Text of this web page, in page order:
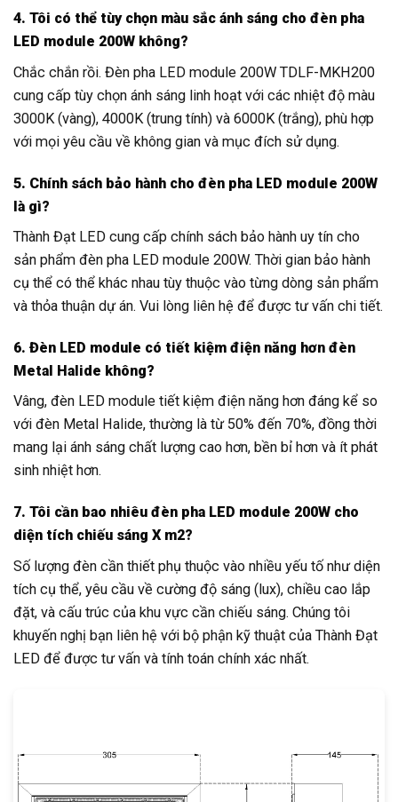
4. Tôi có thể tùy chọn màu sắc ánh sáng cho đèn pha
LED module 200W không?
Chắc chắn rồi. Đèn pha LED module 200W TDLF-MKH200
cung cấp tùy chọn ánh sáng linh hoạt với các nhiệt độ màu
3000K (vàng), 4000K (trung tính) và 6000K (trắng), phù hợp
với mọi yêu cầu về không gian và mục đích sử dụng.
5. Chính sách bảo hành cho đèn pha LED module 200W
là gì?
Thành Đạt LED cung cấp chính sách bảo hành uy tín cho
sản phẩm đèn pha LED module 200W. Thời gian bảo hành
cụ thể có thể khác nhau tùy thuộc vào từng dòng sản phẩm
và thỏa thuận dự án. Vui lòng liên hệ để được tư vấn chi tiết.
6. Đèn LED module có tiết kiệm điện năng hơn đèn
Metal Halide không?
Vâng, đèn LED module tiết kiệm điện năng hơn đáng kể so
với đèn Metal Halide, thường là từ 50% đến 70%, đồng thời
mang lại ánh sáng chất lượng cao hơn, bền bỉ hơn và ít phát
sinh nhiệt hơn.
7. Tôi cần bao nhiêu đèn pha LED module 200W cho
diện tích chiếu sáng X m2?
Số lượng đèn cần thiết phụ thuộc vào nhiều yếu tố như diện
tích cụ thể, yêu cầu về cường độ sáng (lux), chiều cao lắp
đặt, và cấu trúc của khu vực cần chiếu sáng. Chúng tôi
khuyến nghị bạn liên hệ với bộ phận kỹ thuật của Thành Đạt
LED để được tư vấn và tính toán chính xác nhất.